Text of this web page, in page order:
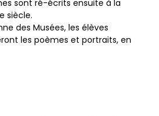
sont ré-écrits ensuite à la
siècle.
des Musées, les élèves
les poèmes et portraits, en